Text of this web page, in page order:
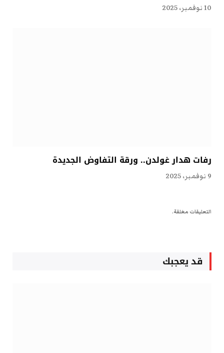
10 نوفمبر، 2025
رفات هدار غولدن.. ورقة التفاوض الجديدة
9 نوفمبر، 2025
التعليقات مغلقة.
قد يعجبك